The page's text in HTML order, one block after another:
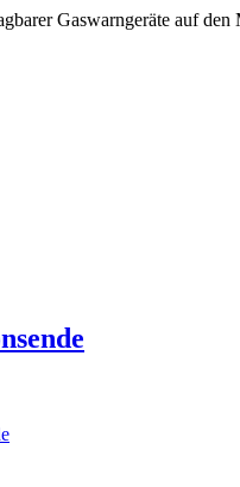
Gaswarngeräte auf den